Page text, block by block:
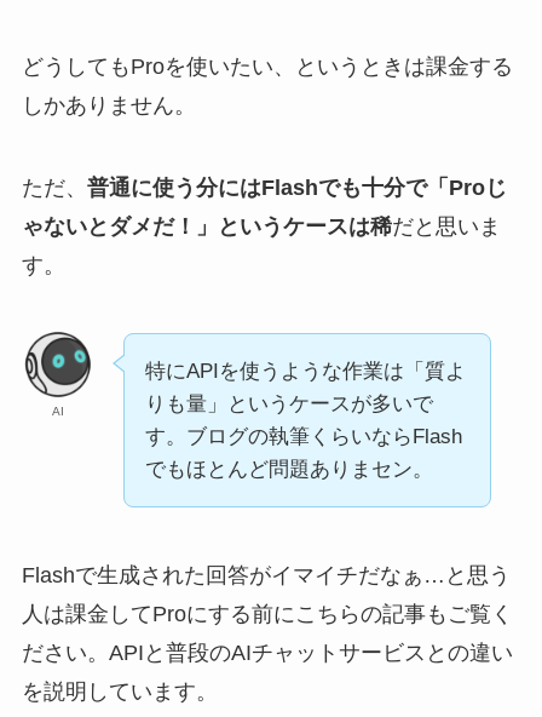
どうしてもProを使いたい、というときは課金する
しかありません。
ただ、 普通に使う分にはFlashでも十分で「Proじ
ゃないとダメだ！」というケースは稀だと思いま
す。
AI
特にAPIを使うような作業は「質よ
りも量」というケースが多いで
す。ブログの執筆くらいならFlash
でもほとんど問題ありまセン。
Flashで生成された回答がイマイチだなぁ…と思う
人は課金してProにする前にこちらの記事もご覧く
ださい。APIと普段のAIチャットサービスとの違い
を説明しています。